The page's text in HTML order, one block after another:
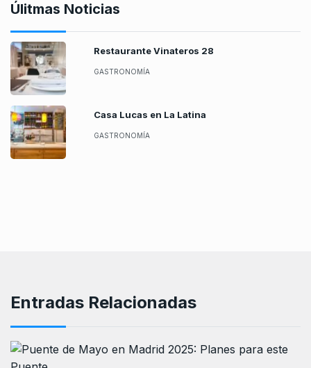
Úlitmas Noticias
Restaurante Vinateros 28
GASTRONOMÍA
Casa Lucas en La Latina
GASTRONOMÍA
Entradas Relacionadas